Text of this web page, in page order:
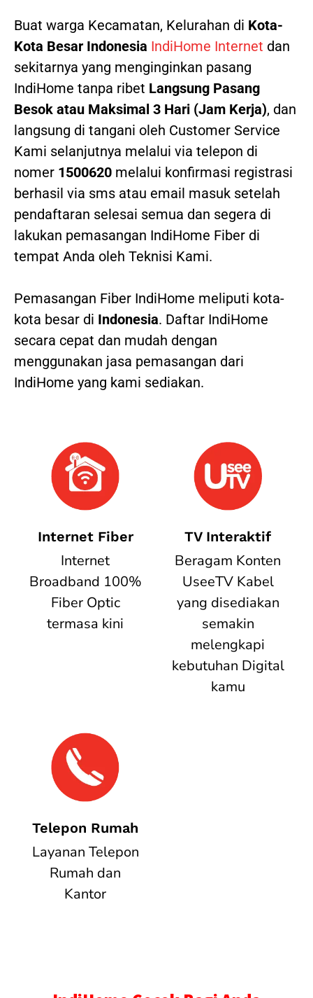
Buat warga Kecamatan, Kelurahan di Kota-
Kota Besar Indonesia IndiHome Internet dan
sekitarnya yang menginginkan pasang
IndiHome tanpa ribet Langsung Pasang
Besok atau Maksimal 3 Hari (Jam Kerja), dan
langsung di tangani oleh Customer Service
Kami selanjutnya melalui via telepon di
nomer 1500620 melalui konfirmasi registrasi
berhasil via sms atau email masuk setelah
pendaftaran selesai semua dan segera di
lakukan pemasangan IndiHome Fiber di
tempat Anda oleh Teknisi Kami.
Pemasangan Fiber IndiHome meliputi kota-
kota besar di Indonesia. Daftar IndiHome
secara cepat dan mudah dengan
menggunakan jasa pemasangan dari
IndiHome yang kami sediakan.
Internet Fiber
Internet
Broadband 100%
Fiber Optic
termasa kini
TV Interaktif
Beragam Konten
UseeTV Kabel
yang disediakan
semakin
melengkapi
kebutuhan Digital
kamu
Telepon Rumah
Layanan Telepon
Rumah dan
Kantor